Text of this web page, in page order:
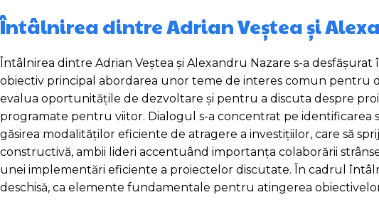
Întâlnirea dintre Adrian Veștea și
Întâlnirea dintre Adrian Veștea și Alexandru Nazare s-a
obiectiv principal abordarea unor teme de interes comun pentru
evalua oportunitățile de dezvoltare și pentru a discuta despre
programate pentru viitor. Dialogul s-a concentrat pe
găsirea modalităților eficiente de atragere a investițiilor, care să
constructivă, ambii lideri accentuând importanța colaborării
unei implementări eficiente a proiectelor discutate. În cadrul
deschisă, ca elemente fundamentale pentru atingerea